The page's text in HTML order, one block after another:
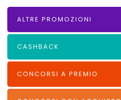
ALTRE PROMOZIONI
CASHBACK
CONCORSI A PREMIO